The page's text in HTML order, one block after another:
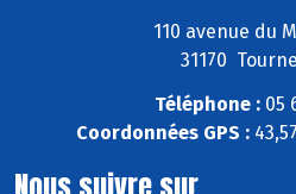
110 avenue du
31170
Téléphone :05
Coordonnées GPS :